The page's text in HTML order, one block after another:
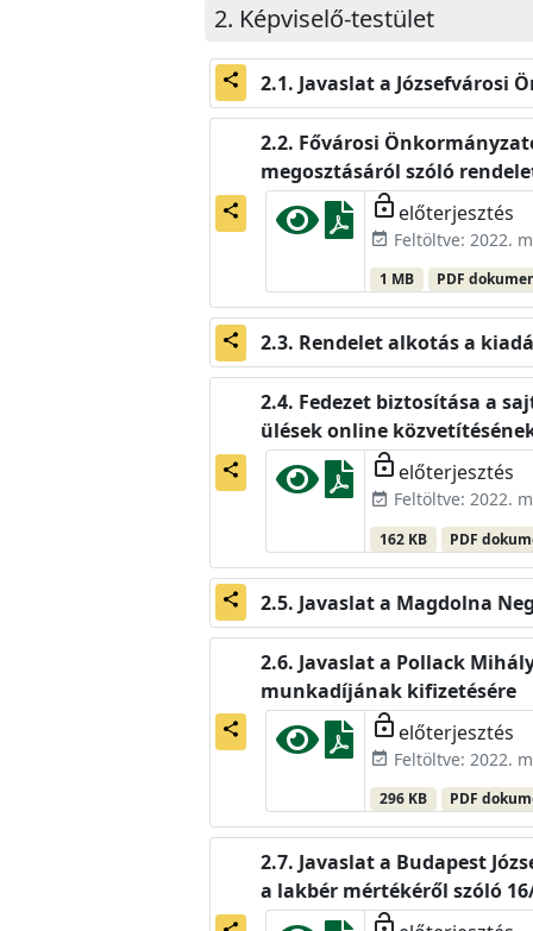
Képviselő-testület
share Javaslat a Józsefvárosi
share
Fővárosi
megosztásáról szóló
lock_open előterjesztés
event_available Feltöltve: 2022.
1 MB PDF
share Rendelet alkotás a
share
Fedezet biztosítása a
ülések online
lock_open előterjesztés
event_available Feltöltve: 2022.
162 KB PDF
share Javaslat a Magdolna
share
Javaslat a Pollack
munkadíjának kifizetésére
lock_open előterjesztés
event_available Feltöltve: 2022.
296 KB PDF
Javaslat a Budapest
a lakbér mértékéről szóló
lock_open